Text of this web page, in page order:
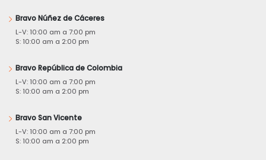
Bravo Núñez de Cáceres
L-V: 10:00 am a 7:00 pm
S: 10:00 am a 2:00 pm
Bravo República de Colombia
L-V: 10:00 am a 7:00 pm
S: 10:00 am a 2:00 pm
Bravo San Vicente
L-V: 10:00 am a 7:00 pm
S: 10:00 am a 2:00 pm